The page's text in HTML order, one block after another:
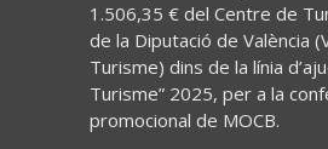
1.506,35 € del Centre de
de la Diputació de València
Turisme) dins de la línia
Turisme” 2025, per a la
promocional de MOCB.